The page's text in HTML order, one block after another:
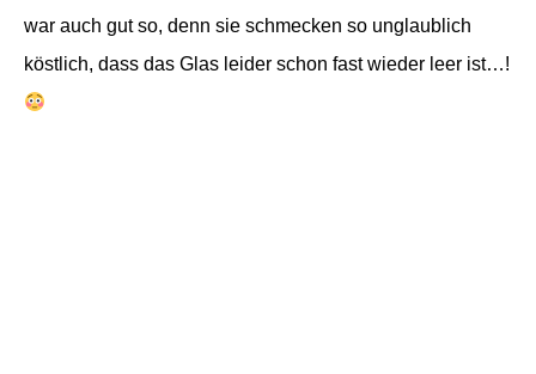
war auch gut so, denn sie schmecken so unglaublich
köstlich, dass das Glas leider schon fast wieder leer ist…!